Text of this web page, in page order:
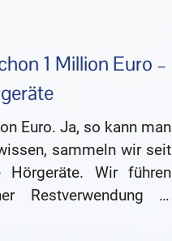
1 Million Euro –
Euro. Ja, so kann man
sammeln wir seit
Hörgeräte. Wir führen
Restverwendung in